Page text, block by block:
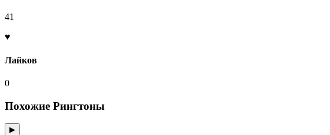
41
♥
Лайков
0
Похожие Рингтоны
▶